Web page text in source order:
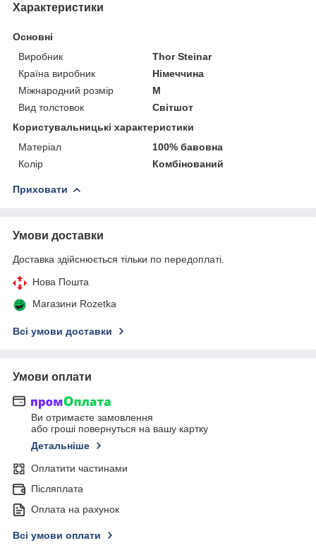
Характеристики
Основні
Виробник
Thor Steinar
Країна виробник
Німеччина
Міжнародний розмір
M
Вид толстовок
Світшот
Користувальницькі характеристики
Матеріал
100% бавовна
Колір
Комбінований
Приховати
Умови доставки
Доставка здійснюється тільки по передоплаті.
Нова Пошта
Магазини Rozetka
Всі умови доставки
Умови оплати
Ви отримаєте замовлення
або гроші повернуться на вашу картку
Детальніше
Оплатити частинами
Післяплата
Оплата на рахунок
Всі умови оплати